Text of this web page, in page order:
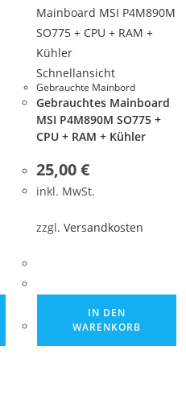
Schnellansicht
Gebrauchte Mainbord
Gebrauchtes Mainboard
MSI P4M890M SO775 +
CPU + RAM + Kühler
25,00€
inkl. MwSt.
zzgl.Versandkosten
IN DEN
WARENKORB